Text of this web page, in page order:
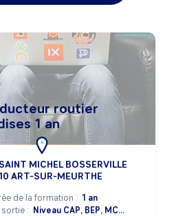
routier
1 an
MICHEL BOSSERVILLE
ART-SUR-MEURTHE
de la formation : 1 an
sortie : Niveau CAP, BEP, MC...